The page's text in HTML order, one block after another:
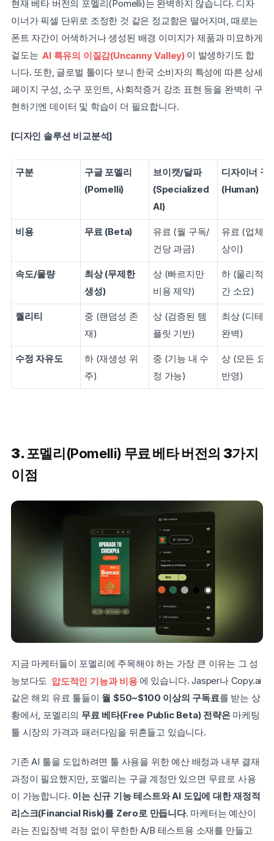
현재 베타 버전의 포멜리(Pomelli)는 완벽하지 않습니다. 디자
이너가 픽셀 단위로 조정한 것 같은 정교함은 떨어지며, 때로는
폰트 자간이 어색하거나 생성된 배경 이미지가 제품과 미묘하게
겉도는 AI 특유의 이질감(Uncanny Valley) 이 발생하기도 합
니다. 또한, 글로벌 툴이다 보니 한국 소비자의 특성에 따른 상세
페이지 구성, 소구 포인트, 사회적증거 강조 표현 등을 완벽히 구
현하기엔 데이터 및 학습이 더 필요합니다.
[디자인 솔루션 비교분석]
구분
구글 포멜리
(Pomelli)
브이캣/달파
(Specialized
AI)
디자이너 구
(Human)
비용 무료 (Beta)
유료 (월 구독/
건당 과금)
유료 (업체
상이)
속도/물량
최상 (무제한
생성)
상 (빠르지만
비용 제약)
하 (물리적
간 소요)
퀄리티
중 (랜덤성 존
재)
상 (검증된 템
플릿 기반)
최상 (디테일
완벽)
수정 자유도
하 (재생성 위
주)
중 (기능 내 수
정 가능)
상 (모든 요
반영)
3. 포멜리 (Pomelli) 무료 베타 버전의 3가지
이점
지금 마케터들이 포멜리에 주목해야 하는 가장 큰 이유는 그 성
능보다도 압도적인 기능과 비용 에 있습니다. Jasper나 Copy.ai
같은 해외 유료 툴들이 월 $50~$100 이상의 구독료를 받는 상
황에서, 포멜리의 무료 베타(Free Public Beta) 전략은 마케팅
툴 시장의 가격과 패러다임을 뒤흔들고 있습니다.
기존 AI 툴을 도입하려면 툴 사용을 위한 예산 배정과 내부 결재
과정이 필요했지만, 포멜리는 구글 계정만 있으면 무료로 사용
이 가능합니다. 이는 신규 기능 테스트와 AI 도입에 대한 재정적
리스크(Financial Risk)를 Zero로 만듭니다. 마케터는 예산이
라는 진입장벽 걱정 없이 무한한 A/B 테스트용 소재를 만들고